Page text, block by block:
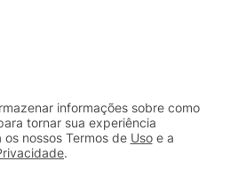
informações sobre como
tornar sua experiência
nossos Termos de Usoe a
.